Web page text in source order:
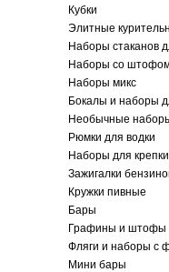
Кубки
Элитные
Наборы стаканов
Наборы со
Наборы микс
Бокалы и наборы
Необычные
Рюмки для водки
Наборы для
Зажигалки
Кружки пивные
Бары
Графины и штофы
Фляги и наборы с
Мини бары